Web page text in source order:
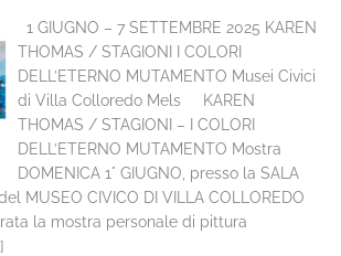
1 GIUGNO – 7 SETTEMBRE 2025 KAREN
THOMAS / STAGIONI I COLORI
DELL’ETERNO MUTAMENTO Musei Civici
di Villa Colloredo Mels KAREN
THOMAS / STAGIONI – I COLORI
DELL’ETERNO MUTAMENTO Mostra
DOMENICA 1° GIUGNO, presso la SALA
del MUSEO CIVICO DI VILLA COLLOREDO
la mostra personale di pittura